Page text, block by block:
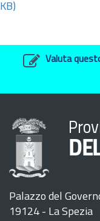
KB)
Valuta
Palazzo del
19124 - La Spezia